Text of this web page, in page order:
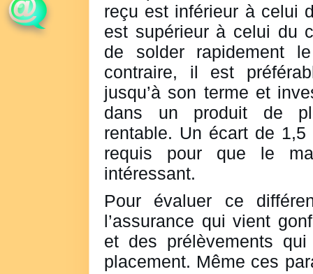
reçu est inférieur à celui
est supérieur à celui du
de solder rapidement
contraire, il est
jusqu’à son terme et
dans un produit de
rentable. Un écart de
requis pour que le
intéressant.
Pour évaluer ce
l’assurance qui vient
et des prélèvements
placement. Même ces